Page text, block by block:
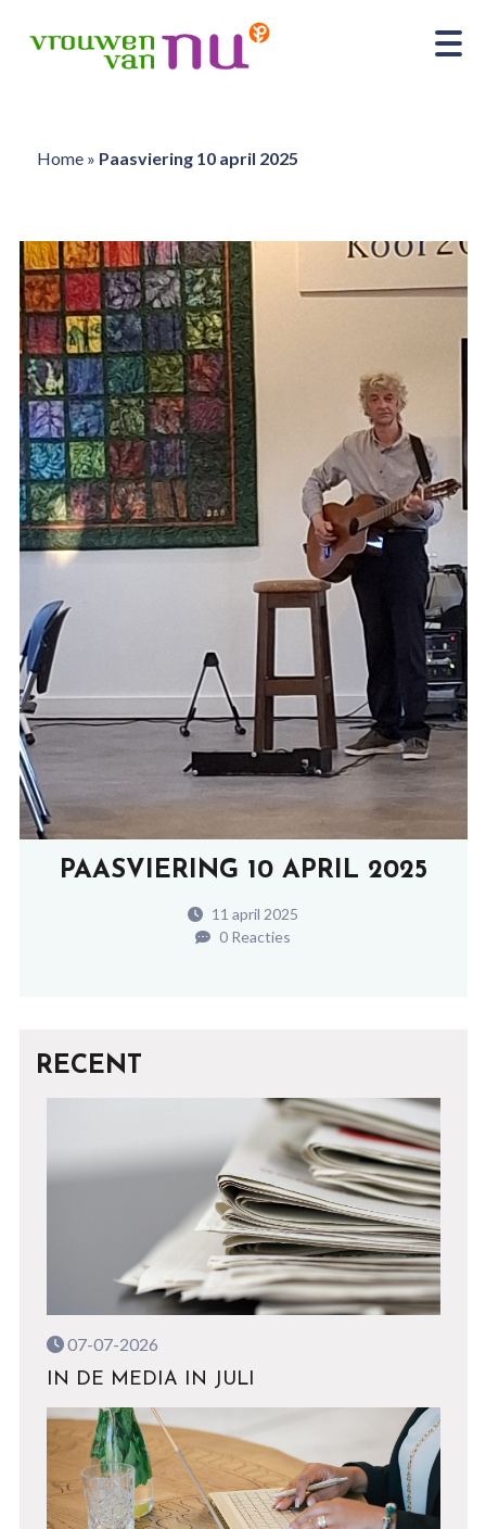
Home» Paasviering 10 april 2025
PAASVIERING 10 APRIL 2025
11 april 2025
0 Reacties
RECENT
07-07-2026
IN DE MEDIA IN JULI